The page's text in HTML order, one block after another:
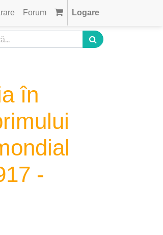
Forum Logare
în
-